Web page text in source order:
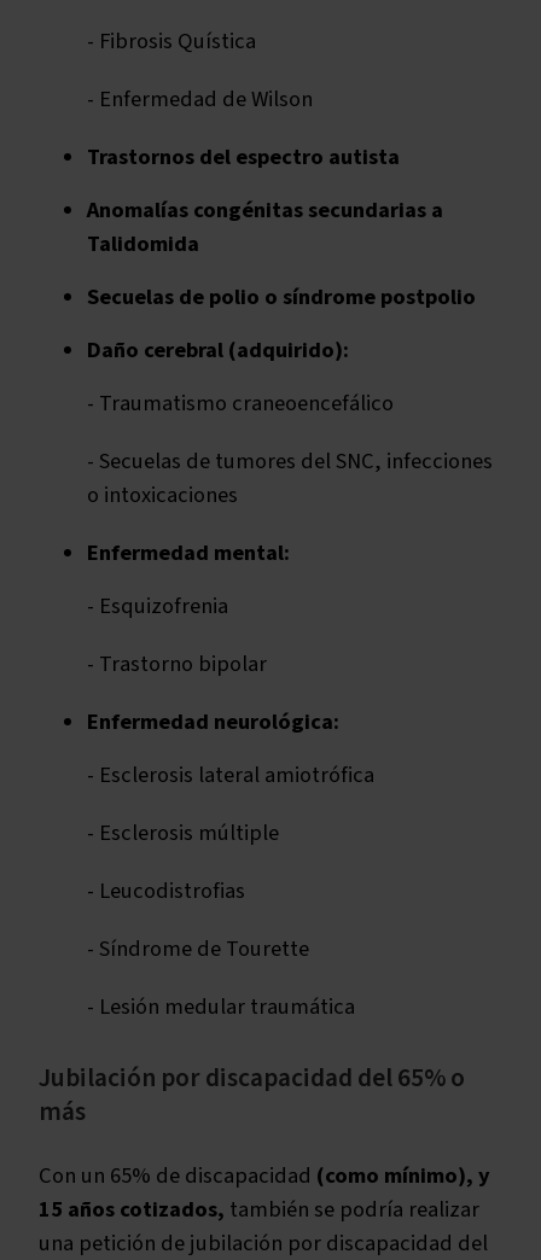
- Fibrosis Quística
- Enfermedad de Wilson
Trastornos del espectro autista
Anomalías congénitas secundarias a
Talidomida
Secuelas de polio o síndrome postpolio
Daño cerebral (adquirido):
- Traumatismo craneoencefálico
- Secuelas de tumores del SNC, infecciones
o intoxicaciones
Enfermedad mental:
- Esquizofrenia
- Trastorno bipolar
Enfermedad neurológica:
- Esclerosis lateral amiotrófica
- Esclerosis múltiple
- Leucodistrofias
- Síndrome de Tourette
- Lesión medular traumática
Jubilación por discapacidad del 65% o
más
Con un 65% de discapacidad (como mínimo), y
15 años cotizados, también se podría realizar
una petición de jubilación por discapacidad del